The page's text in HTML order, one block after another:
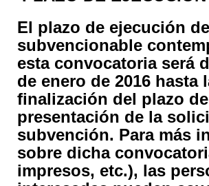
El plazo de ejecución
subvencionable
esta convocatoria será
de enero de 2016 hasta
finalización del plazo de
presentación de la
subvención. Para más
sobre dicha
impresos, etc.), las